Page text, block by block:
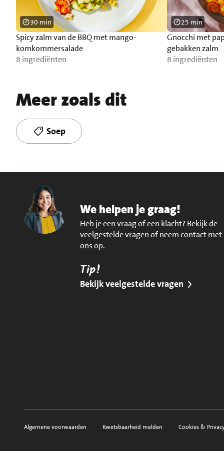
Spicy zalm van de BBQ met mango-
komkommersalade
8 ingrediënten
30 min
Gnocchi met
gebakken zalm
8 ingrediënten
25 min
Meer zoals dit
Soep
We helpen je graag!
Heb je een vraag of een klacht? Bekijk de
veelgestelde vragen of neem contact met
ons op.
Tip!
Bekijk veelgestelde vragen
Voorwaarden, privacy en sitemap
Algemene voorwaarden Kwetsbaarheid melden Cookies &